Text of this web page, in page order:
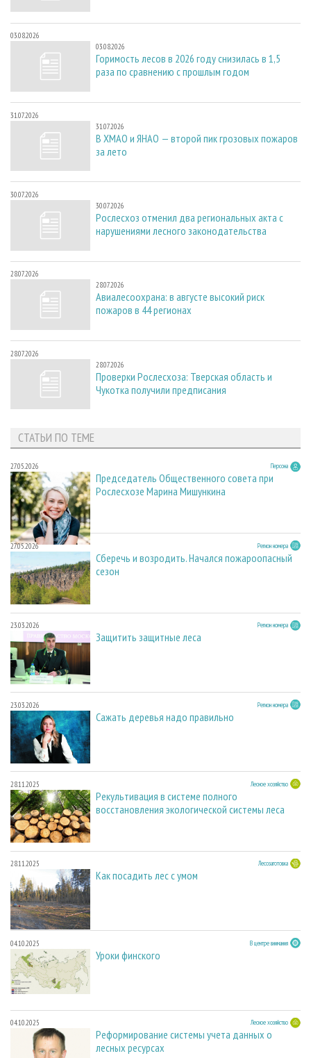
03.08.2026
03.08.2026
Горимость лесов в 2026 году снизилась в 1,5
раза по сравнению с прошлым годом
31.07.2026
31.07.2026
В ХМАО и ЯНАО — второй пик грозовых пожаров
за лето
30.07.2026
30.07.2026
Рослесхоз отменил два региональных акта с
нарушениями лесного законодательства
28.07.2026
28.07.2026
Авиалесоохрана: в августе высокий риск
пожаров в 44 регионах
28.07.2026
28.07.2026
Проверки Рослесхоза: Тверская область и
Чукотка получили предписания
СТАТЬИ ПО ТЕМЕ
27.05.2026 Персона
Председатель Общественного совета при
Рослесхозе Марина Мишункина
27.05.2026 Регион номера
Сберечь и возродить. Начался пожароопасный
сезон
23.03.2026 Регион номера
Защитить защитные леса
23.03.2026 Регион номера
Сажать деревья надо правильно
28.11.2025 Лесное хозяйство
Рекультивация в системе полного
восстановления экологической системы леса
28.11.2025 Лесозаготовка
Как посадить лес с умом
04.10.2025 В центре внимания
Уроки финского
04.10.2025 Лесное хозяйство
Реформирование системы учета данных о
лесных ресурсах